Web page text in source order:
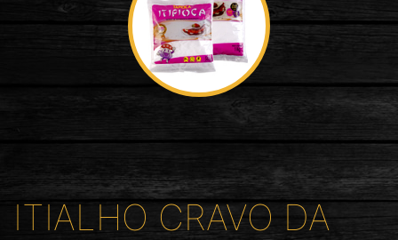
ITIALHO CRAVO DA